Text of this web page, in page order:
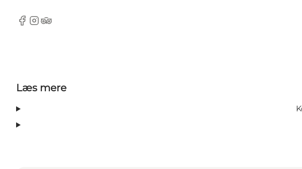
Facebook
Instagram
TripAdvisor
Læs mere